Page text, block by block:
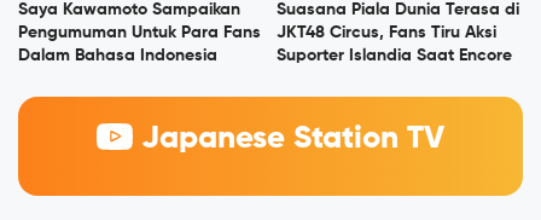
Saya Kawamoto Sampaikan
Pengumuman Untuk Para Fans
Dalam Bahasa Indonesia
Suasana Piala Dunia Terasa di
JKT48 Circus, Fans Tiru Aksi
Suporter Islandia Saat Encore
Japanese Station TV